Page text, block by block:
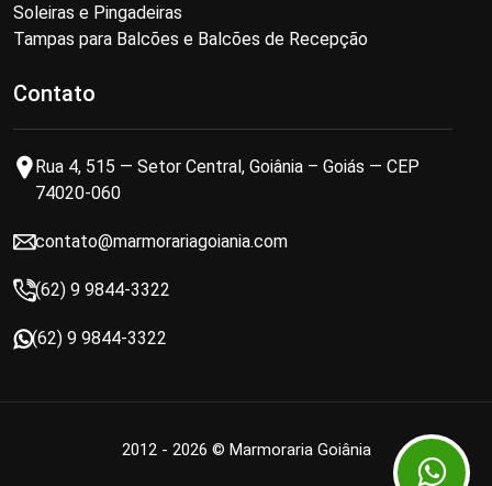
Soleiras e Pingadeiras
Tampas para Balcões e Balcões de Recepção
Contato
Rua 4, 515 — Setor Central, Goiânia – Goiás — CEP
74020-060
contato@marmorariagoiania.com
(62) 9 9844-3322
(62) 9 9844-3322
2012 - 2026 © Marmoraria Goiânia